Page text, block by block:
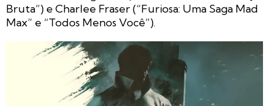
Bruta”) e Charlee Fraser (“Furiosa: Uma Saga Mad
Max” e “Todos Menos Você”).